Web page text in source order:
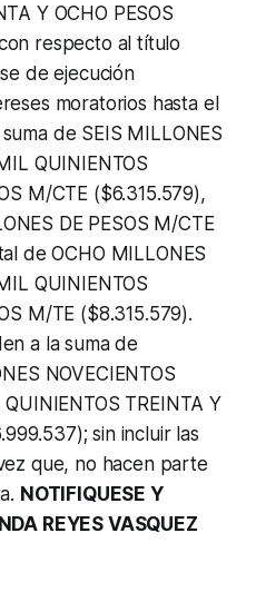
Y OCHO PESOS
respecto al título
de ejecución
moratorios hasta el
de SEIS MILLONES
QUINIENTOS
M/CTE ($6.315.579),
DE PESOS M/CTE
de OCHO MILLONES
QUINIENTOS
M/TE ($8.315.579).
a la suma de
NOVECIENTOS
TREINTA Y
sin incluir las
que, no hacen parte
NOTIFIQUESE Y
REYES VASQUEZ